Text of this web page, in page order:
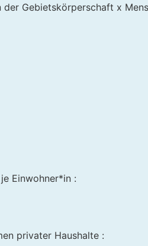
Gebietskörperschaft x
Einwohner*in :
privater Haushalte :